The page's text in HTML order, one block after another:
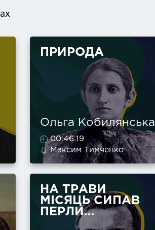
ПРИРОДА
Ольга Кобилянська
00:46:19
Максим Тимченко
НА ТРАВИ
МІСЯЦЬ СИПАВ
ПЕРЛИ…